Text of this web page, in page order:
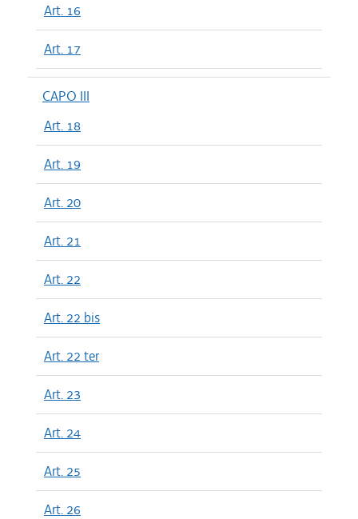
Art. 16
Art. 17
CAPO III
Art. 18
Art. 19
Art. 20
Art. 21
Art. 22
Art. 22 bis
Art. 22 ter
Art. 23
Art. 24
Art. 25
Art. 26